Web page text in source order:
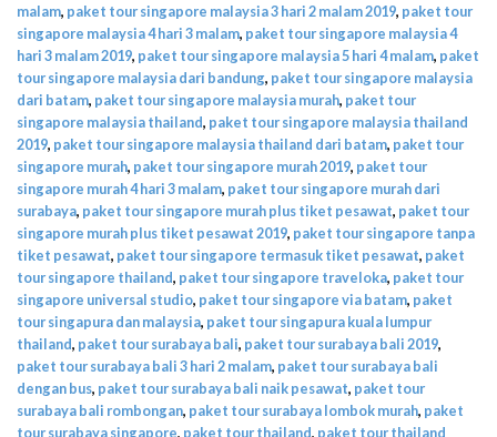
malam, paket tour singapore malaysia 3 hari 2 malam 2019, paket tour
singapore malaysia 4 hari 3 malam, paket tour singapore malaysia 4
hari 3 malam 2019, paket tour singapore malaysia 5 hari 4 malam, paket
tour singapore malaysia dari bandung, paket tour singapore malaysia
dari batam, paket tour singapore malaysia murah, paket tour
singapore malaysia thailand, paket tour singapore malaysia thailand
2019, paket tour singapore malaysia thailand dari batam, paket tour
singapore murah, paket tour singapore murah 2019, paket tour
singapore murah 4 hari 3 malam, paket tour singapore murah dari
surabaya, paket tour singapore murah plus tiket pesawat, paket tour
singapore murah plus tiket pesawat 2019, paket tour singapore tanpa
tiket pesawat, paket tour singapore termasuk tiket pesawat, paket
tour singapore thailand, paket tour singapore traveloka, paket tour
singapore universal studio, paket tour singapore via batam, paket
tour singapura dan malaysia, paket tour singapura kuala lumpur
thailand, paket tour surabaya bali, paket tour surabaya bali 2019,
paket tour surabaya bali 3 hari 2 malam, paket tour surabaya bali
dengan bus, paket tour surabaya bali naik pesawat, paket tour
surabaya bali rombongan, paket tour surabaya lombok murah, paket
tour surabaya singapore, paket tour thailand, paket tour thailand